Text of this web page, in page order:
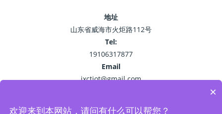
地址
山东省威海市火炬路112号
Tel:
19106317877
Email
jxctiot@gmail.com
×
欢迎来到本网站，请问有什么可以帮您？